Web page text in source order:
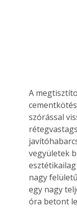
A
szórással
vegyületek
nagy
egy nagy
óra betont